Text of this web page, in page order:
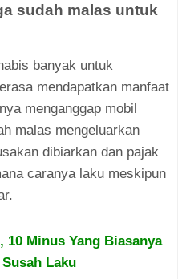
sudah malas untuk
banyak untuk
mendapatkan manfaat
menganggap mobil
malas mengeluarkan
dibiarkan dan pajak
caranya laku meskipun
10 Minus Yang Biasanya
Laku